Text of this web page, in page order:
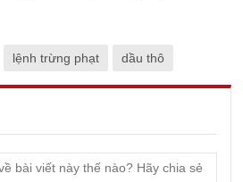
lệnh trừng phạt dầu thô